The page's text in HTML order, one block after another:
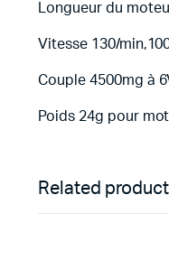
Longueur du
Vitesse 130/
Couple 4500mg à
Poids 24g pour
Related